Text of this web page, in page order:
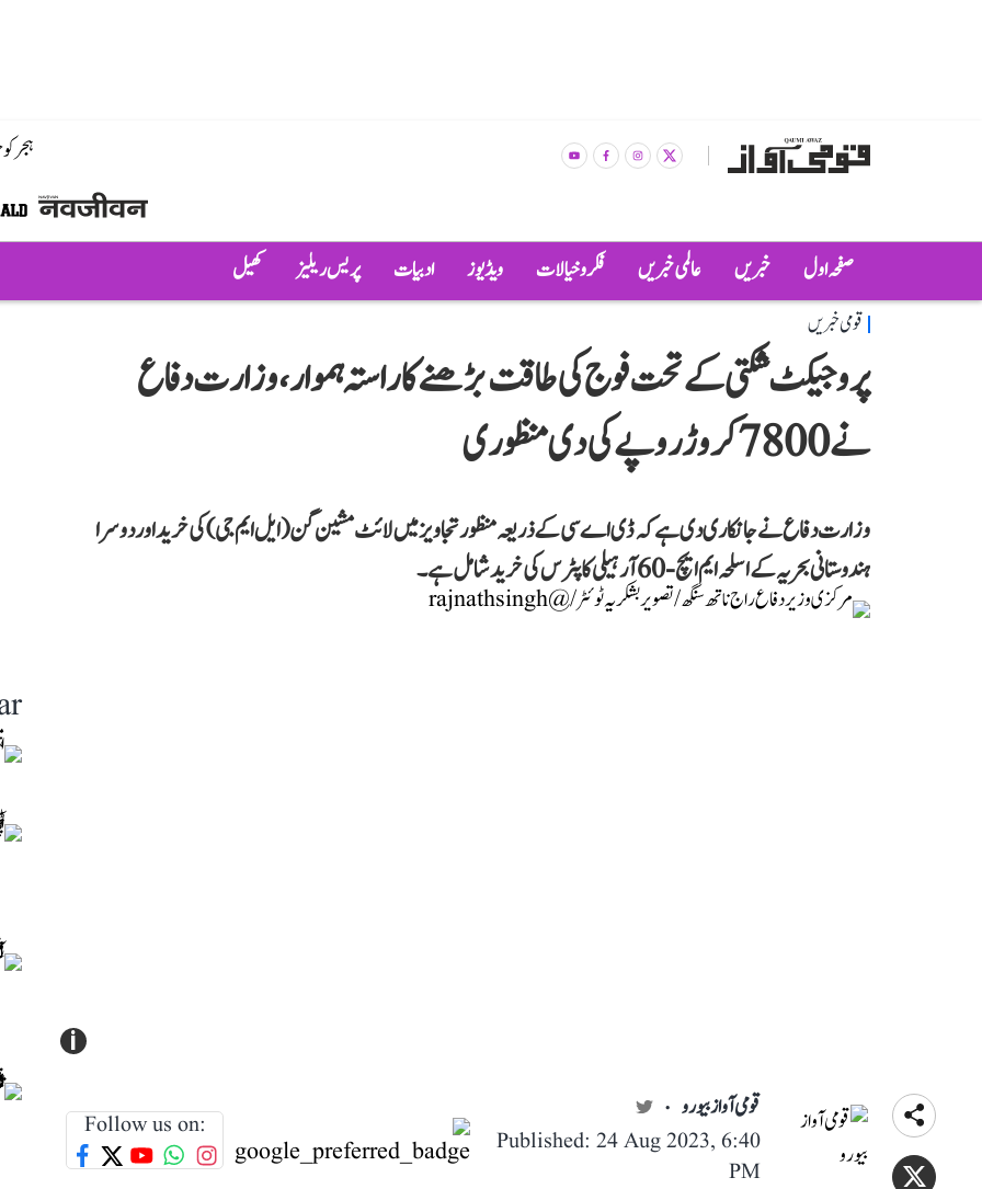
ہجر
صفحہ اول خبریں عالمی خبریں فکر و خیالات ویڈیوز ادبیات پریس ریلیز کھیل
قومی خبریں
پروجیکٹ شکتی کے تحت فوج کی طاقت بڑھنے کا راستہ ہموار، وزارت دفاع
نے 7800 کروڑ روپے کی دی منظوری
وزارت دفاع نے جانکاری دی ہے کہ ڈی اے سی کے ذریعہ منظور تجاویز میں لائٹ مشین گن (ایل ایم جی) کی خرید اور دوسرا
ہندوستانی بحریہ کے اسلحہ ایم ایچ-60 آر ہیلی کاپٹرس کی خرید شامل ہے۔
i
قومی آواز بیورو
Published: 24 Aug 2023, 6:40
PM
Follow us on: